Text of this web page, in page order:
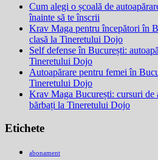
Cum alegi o școală de
înainte să te înscrii
Krav Maga pentru începători în
clasă la Tineretului Dojo
Self defense în București:
Tineretului Dojo
Autoapărare pentru femei în
Tineretului Dojo
Krav Maga București: cursuri de
bărbați la Tineretului Dojo
Etichete
abonament